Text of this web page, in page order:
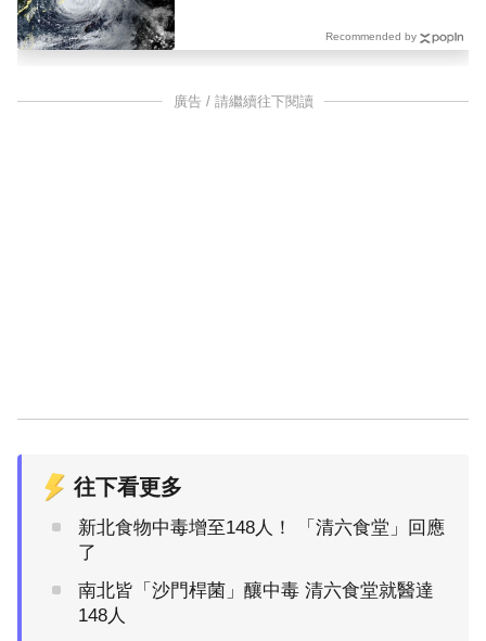
Recommended by
廣告 / 請繼續往下閱讀
往下看更多
新北食物中毒增至148人！ 「清六食堂」回應
了
南北皆「沙門桿菌」釀中毒 清六食堂就醫達
148人